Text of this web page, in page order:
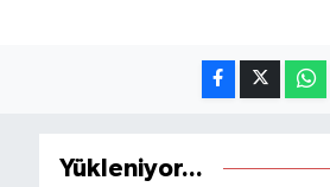
Yükleniyor...